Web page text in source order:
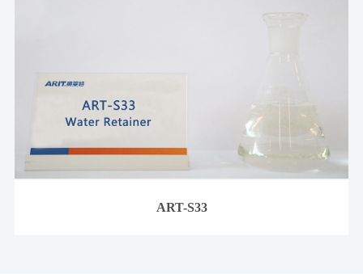
ART-S33